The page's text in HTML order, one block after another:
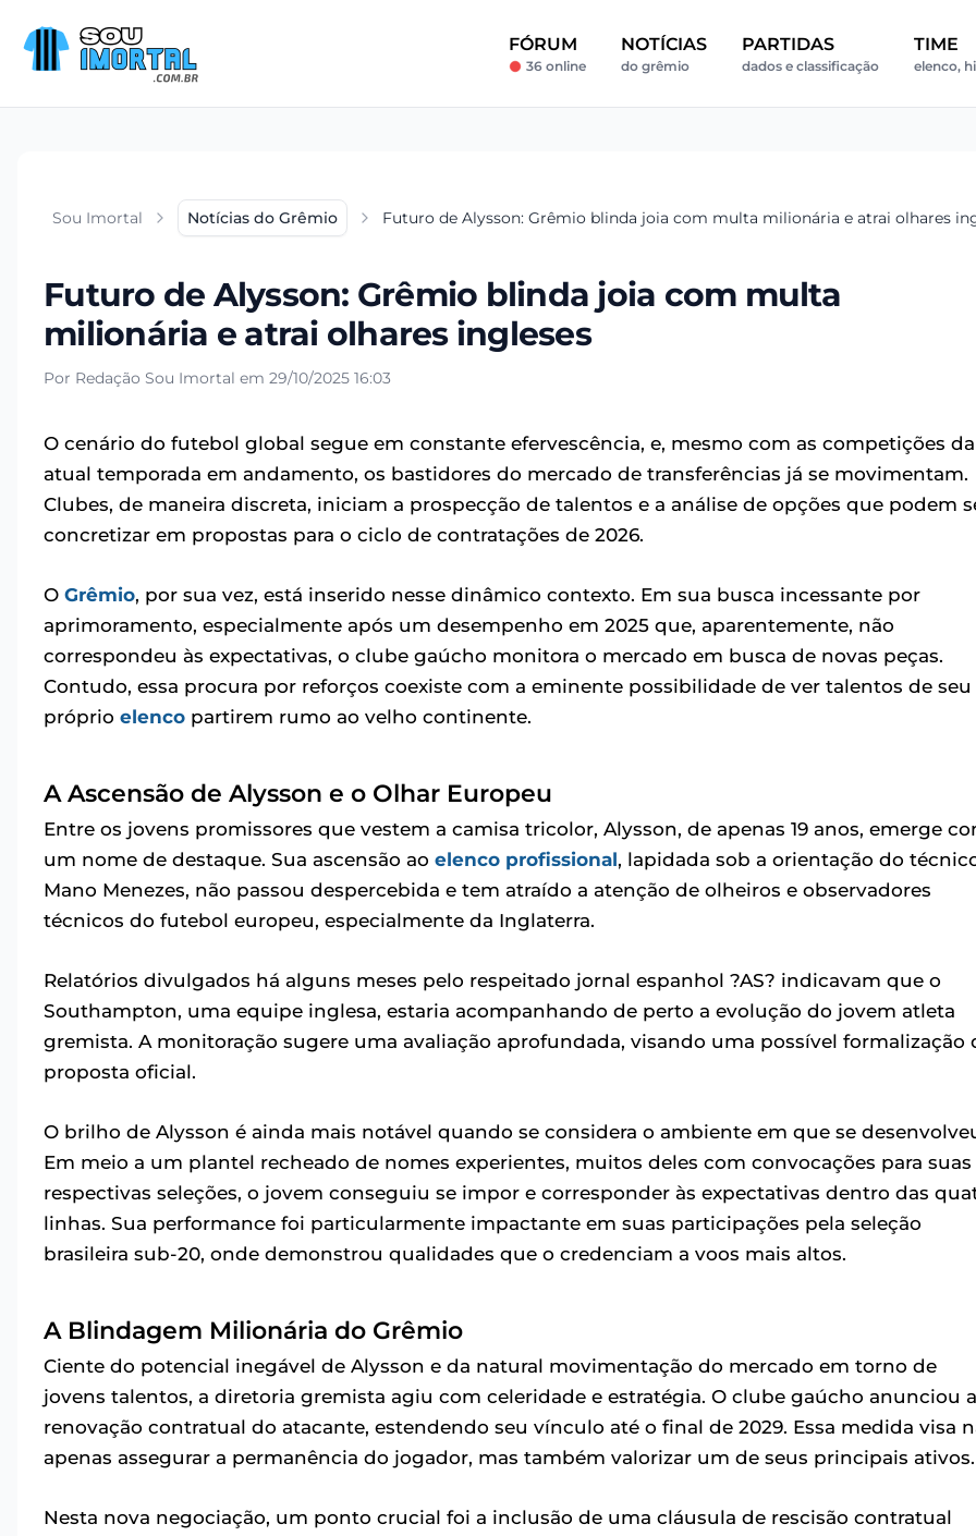
FÓRUM
36 online
NOTÍCIAS
do grêmio
PARTIDAS
dados e classificação
TIME
elenco,
Sou Imortal Notícias do Grêmio Futuro de Alysson: Grêmio blinda joia com multa milionária e atrai olhares
Futuro de Alysson: Grêmio blinda joia com multa
milionária e atrai olhares ingleses
Por Redação Sou Imortal em 29/10/2025 16:03
O cenário do futebol global segue em constante efervescência, e, mesmo com as competições da
atual temporada em andamento, os bastidores do mercado de transferências já se movimentam.
Clubes, de maneira discreta, iniciam a prospecção de talentos e a análise de opções que podem
concretizar em propostas para o ciclo de contratações de 2026.
O Grêmio, por sua vez, está inserido nesse dinâmico contexto. Em sua busca incessante por
aprimoramento, especialmente após um desempenho em 2025 que, aparentemente, não
correspondeu às expectativas, o clube gaúcho monitora o mercado em busca de novas peças.
Contudo, essa procura por reforços coexiste com a eminente possibilidade de ver talentos de seu
próprio elenco partirem rumo ao velho continente.
A Ascensão de Alysson e o Olhar Europeu
Entre os jovens promissores que vestem a camisa tricolor, Alysson, de apenas 19 anos, emerge
um nome de destaque. Sua ascensão ao elenco profissional, lapidada sob a orientação do
Mano Menezes, não passou despercebida e tem atraído a atenção de olheiros e observadores
técnicos do futebol europeu, especialmente da Inglaterra.
Relatórios divulgados há alguns meses pelo respeitado jornal espanhol ?AS? indicavam que o
Southampton, uma equipe inglesa, estaria acompanhando de perto a evolução do jovem atleta
gremista. A monitoração sugere uma avaliação aprofundada, visando uma possível formalização
proposta oficial.
O brilho de Alysson é ainda mais notável quando se considera o ambiente em que se
Em meio a um plantel recheado de nomes experientes, muitos deles com convocações para suas
respectivas seleções, o jovem conseguiu se impor e corresponder às expectativas dentro das
linhas. Sua performance foi particularmente impactante em suas participações pela seleção
brasileira sub-20, onde demonstrou qualidades que o credenciam a voos mais altos.
A Blindagem Milionária do Grêmio
Ciente do potencial inegável de Alysson e da natural movimentação do mercado em torno de
jovens talentos, a diretoria gremista agiu com celeridade e estratégia. O clube gaúcho anunciou a
renovação contratual do atacante, estendendo seu vínculo até o final de 2029. Essa medida visa
apenas assegurar a permanência do jogador, mas também valorizar um de seus principais ativos.
Nesta nova negociação, um ponto crucial foi a inclusão de uma cláusula de rescisão contratual